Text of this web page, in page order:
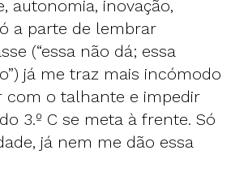
autonomia, inovação,
a parte de lembrar
(“essa não dá; essa
já me traz mais incómodo
com o talhante e impedir
3.º C se meta à frente. Só
já nem me dão essa